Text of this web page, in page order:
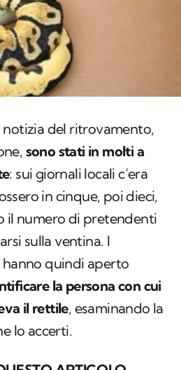
del ritrovamento,
sono stati in molti a
: sui giornali locali c’era
in cinque, poi dieci,
il numero di pretendenti
sulla ventina. I
quindi aperto
la persona con cui
il rettile, esaminando la
lo accerti.